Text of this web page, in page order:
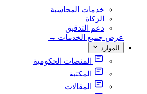
خدمات المحاسبة
الزكاة
دعم التدقيق
عرض جميع الخدمات →
الموارد
المنصات الحكومية
المكتبة
المقالات